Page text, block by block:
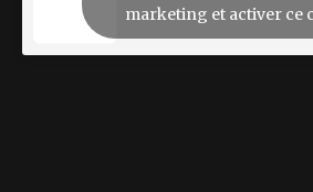
marketing et activer ce